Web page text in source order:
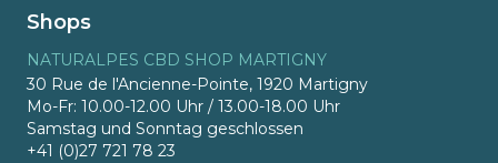
Shops
NATURALPES CBD SHOP MARTIGNY
30 Rue de l'Ancienne-Pointe, 1920 Martigny
Mo-Fr: 10.00-12.00 Uhr / 13.00-18.00 Uhr
Samstag und Sonntag geschlossen
+41 (0)27 721 78 23